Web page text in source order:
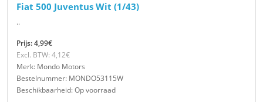
Fiat 500 Juventus Wit (1/43)
..
Prijs: 4,99€
Excl. BTW: 4,12€
Merk: Mondo Motors
Bestelnummer: MONDO53115W
Beschikbaarheid: Op voorraad